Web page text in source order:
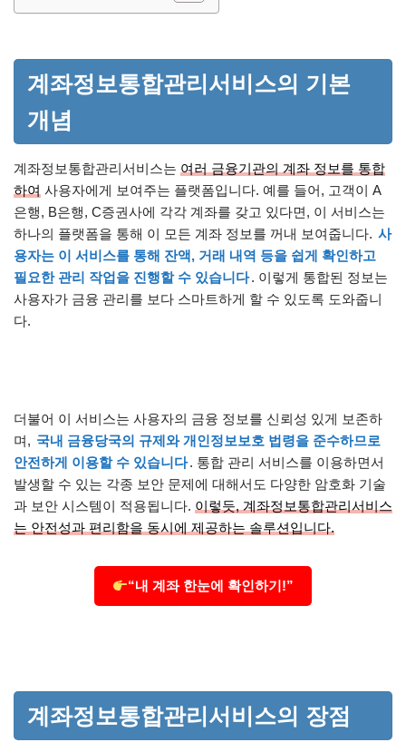
계좌정보통합관리서비스의 기본
개념
계좌정보통합관리서비스는 여러 금융기관의 계좌 정보를 통합
하여 사용자에게 보여주는 플랫폼입니다. 예를 들어, 고객이 A
은행, B은행, C증권사에 각각 계좌를 갖고 있다면, 이 서비스는
하나의 플랫폼을 통해 이 모든 계좌 정보를 꺼내 보여줍니다. 사
용자는 이 서비스를 통해 잔액, 거래 내역 등을 쉽게 확인하고
필요한 관리 작업을 진행할 수 있습니다. 이렇게 통합된 정보는
사용자가 금융 관리를 보다 스마트하게 할 수 있도록 도와줍니
다.
더불어 이 서비스는 사용자의 금융 정보를 신뢰성 있게 보존하
며, 국내 금융당국의 규제와 개인정보보호 법령을 준수하므로
안전하게 이용할 수 있습니다. 통합 관리 서비스를 이용하면서
발생할 수 있는 각종 보안 문제에 대해서도 다양한 암호화 기술
과 보안 시스템이 적용됩니다. 이렇듯, 계좌정보통합관리서비스
는 안전성과 편리함을 동시에 제공하는 솔루션입니다.
“내 계좌 한눈에 확인하기!”
계좌정보통합관리서비스의 장점